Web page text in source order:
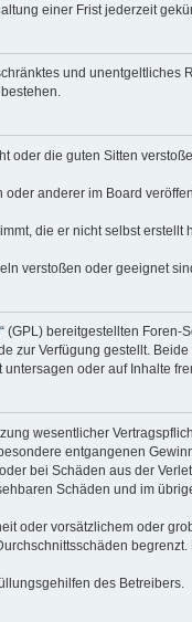
einer Frist jederzeit
und unentgeltliches
die guten Sitten
anderer im Board
die er nicht selbst
verstoßen oder geeignet
“ (GPL) bereitgestellten Foren-
Verfügung gestellt.
oder auf Inhalte
wesentlicher
entgangenen
bei Schäden aus der
Schäden und im
oder vorsätzlichem oder
des Betreibers.